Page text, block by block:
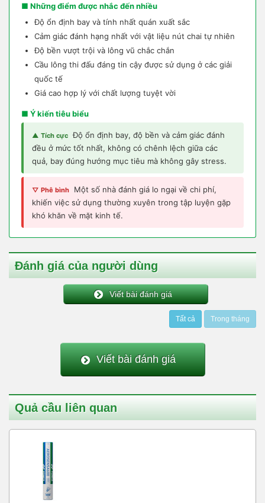
■ Những điểm được nhắc đến nhiều
Độ ổn định bay và tính nhất quán xuất sắc
Cảm giác đánh hạng nhất với vật liệu nút chai tự nhiên
Độ bền vượt trội và lông vũ chắc chắn
Cầu lông thi đấu đáng tin cậy được sử dụng ở các giải
quốc tế
Giá cao hợp lý với chất lượng tuyệt vời
■ Ý kiến tiêu biểu
▲ Tích cực Độ ổn định bay, độ bền và cảm giác đánh
đều ở mức tốt nhất, không có chênh lệch giữa các
quả, bay đúng hướng mục tiêu mà không gây stress.
▽ Phê bình
Một số nhà đánh giá lo ngại về chi phí,
khiến việc sử dụng thường xuyên trong tập luyện gặp
khó khăn về mặt kinh tế.
Đánh giá của người dùng
Viết bài đánh giá
Tất cả Trong tháng
Viết bài đánh giá
Quả cầu liên quan